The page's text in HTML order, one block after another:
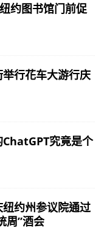
约图书馆门前促
举行花车大游行庆
ChatGPT究竟是个
纽约州参议院通过
周”酒会